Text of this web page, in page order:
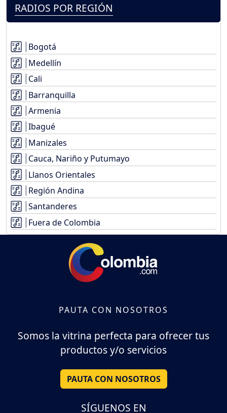
RADIOS POR REGIÓN
Bogotá
Medellín
Cali
Barranquilla
Armenia
Ibagué
Manizales
Cauca, Nariño y Putumayo
Llanos Orientales
Región Andina
Santanderes
Fuera de Colombia
PAUTA CON NOSOTROS
Somos la vitrina perfecta para ofrecer tus
productos y/o servicios
PAUTA CON NOSOTROS
SÍGUENOS EN